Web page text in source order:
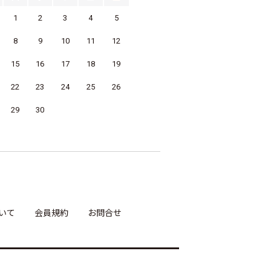
1 2 3 4 5
8 9 10 11 12
15 16 17 18 19
22 23 24 25 26
29 30
て 会員規約 お問合せ